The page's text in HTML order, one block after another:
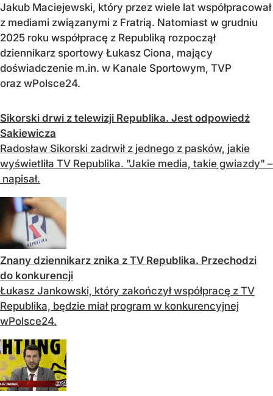
Jakub Maciejewski, który przez wiele lat współpracował
z mediami związanymi z Fratrią. Natomiast w grudniu
2025 roku współpracę z Republiką rozpoczął
dziennikarz sportowy Łukasz Ciona, mający
doświadczenie m.in. w Kanale Sportowym, TVP
oraz wPolsce24.
Sikorski drwi z telewizji Republika. Jest odpowiedź
Sakiewicza
Radosław Sikorski zadrwił z jednego z pasków, jakie
wyświetliła TV Republika. "Jakie media, takie gwiazdy" –
napisał.
Znany dziennikarz znika z TV Republika. Przechodzi
do konkurencji
Łukasz Jankowski, który zakończył współpracę z TV
Republika, będzie miał program w konkurencyjnej
wPolsce24.